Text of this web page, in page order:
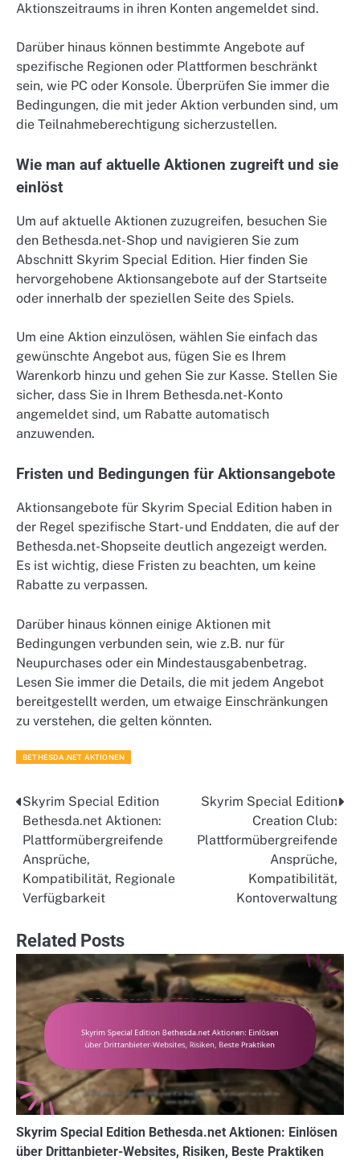
Aktionszeitraums in ihren Konten angemeldet sind.
Darüber hinaus können bestimmte Angebote auf
spezifische Regionen oder Plattformen beschränkt
sein, wie PC oder Konsole. Überprüfen Sie immer die
Bedingungen, die mit jeder Aktion verbunden sind, um
die Teilnahmeberechtigung sicherzustellen.
Wie man auf aktuelle Aktionen zugreift und sie
einlöst
Um auf aktuelle Aktionen zuzugreifen, besuchen Sie
den Bethesda.net-Shop und navigieren Sie zum
Abschnitt Skyrim Special Edition. Hier finden Sie
hervorgehobene Aktionsangebote auf der Startseite
oder innerhalb der speziellen Seite des Spiels.
Um eine Aktion einzulösen, wählen Sie einfach das
gewünschte Angebot aus, fügen Sie es Ihrem
Warenkorb hinzu und gehen Sie zur Kasse. Stellen Sie
sicher, dass Sie in Ihrem Bethesda.net-Konto
angemeldet sind, um Rabatte automatisch
anzuwenden.
Fristen und Bedingungen für Aktionsangebote
Aktionsangebote für Skyrim Special Edition haben in
der Regel spezifische Start- und Enddaten, die auf der
Bethesda.net-Shopseite deutlich angezeigt werden.
Es ist wichtig, diese Fristen zu beachten, um keine
Rabatte zu verpassen.
Darüber hinaus können einige Aktionen mit
Bedingungen verbunden sein, wie z.B. nur für
Neupurchases oder ein Mindestausgabenbetrag.
Lesen Sie immer die Details, die mit jedem Angebot
bereitgestellt werden, um etwaige Einschränkungen
zu verstehen, die gelten könnten.
BETHESDA.NET AKTIONEN
Post
navigation
Skyrim Special Edition
Bethesda.net Aktionen:
Plattformübergreifende
Ansprüche,
Kompatibilität, Regionale
Verfügbarkeit
Skyrim Special Edition
Creation Club:
Plattformübergreifende
Ansprüche,
Kompatibilität,
Kontoverwaltung
Related Posts
Skyrim Special Edition Bethesda.net Aktionen: Einlösen
über Drittanbieter-Websites, Risiken, Beste Praktiken